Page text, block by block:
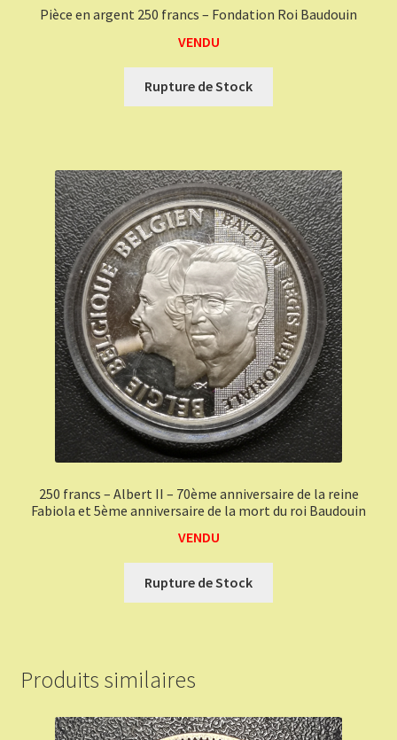
Pièce en argent 250 francs – Fondation Roi Baudouin
VENDU
Rupture de Stock
250 francs – Albert II – 70ème anniversaire de la reine
Fabiola et 5ème anniversaire de la mort du roi Baudouin
VENDU
Rupture de Stock
Produits similaires